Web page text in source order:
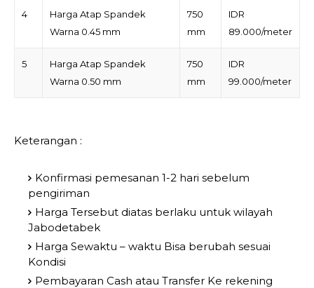
4
Harga Atap Spandek
Warna 0.45 mm
750
mm
IDR
89.000/meter
5
Harga Atap Spandek
Warna 0.50 mm
750
mm
IDR
99.000/meter
Keterangan :
Konfirmasi pemesanan 1-2 hari sebelum
pengiriman
Harga Tersebut diatas berlaku untuk wilayah
Jabodetabek
Harga Sewaktu – waktu Bisa berubah sesuai
Kondisi
Pembayaran Cash atau Transfer Ke rekening